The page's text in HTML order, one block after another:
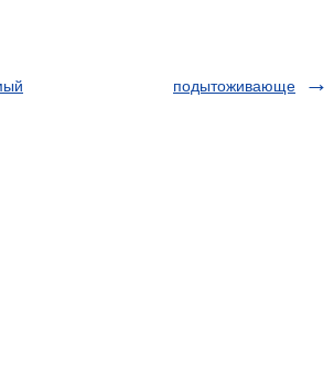
подытоживающе